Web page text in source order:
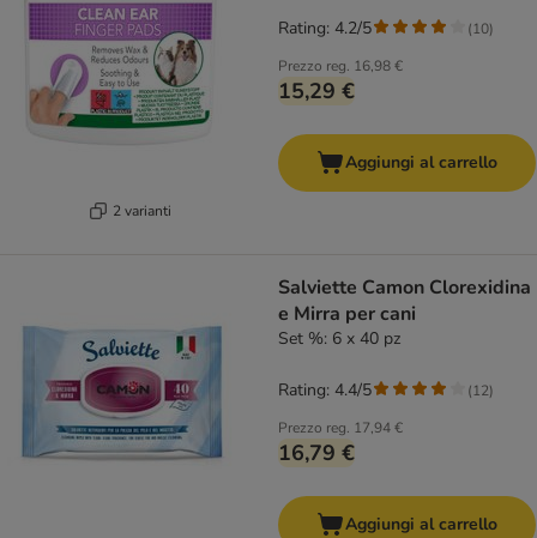
2 varianti
Prezzo reg. 16,98 €
15,29 €
Rating: 4.2/5 (10)
Aggiungi al carrello
Salviette Camon Clorexidina
e Mirra per cani
Set %: 6 x 40 pz
Prezzo reg. 17,94 €
16,79 €
Rating: 4.4/5 (12)
Aggiungi al carrello